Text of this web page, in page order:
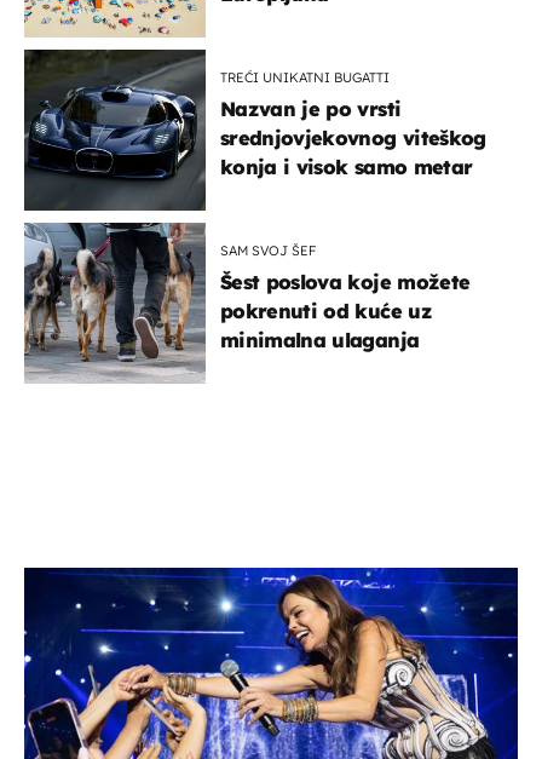
TREĆI UNIKATNI BUGATTI
Nazvan je po vrsti
srednjovjekovnog viteškog
konja i visok samo metar
SAM SVOJ ŠEF
Šest poslova koje možete
pokrenuti od kuće uz
minimalna ulaganja